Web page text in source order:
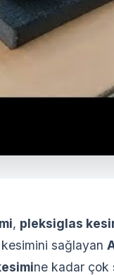
, pleksiglas
sağlayan
ne kadar çok